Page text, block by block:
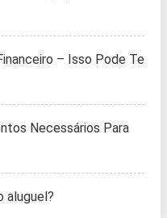
– Isso Pode Te
Necessários Para
aluguel?